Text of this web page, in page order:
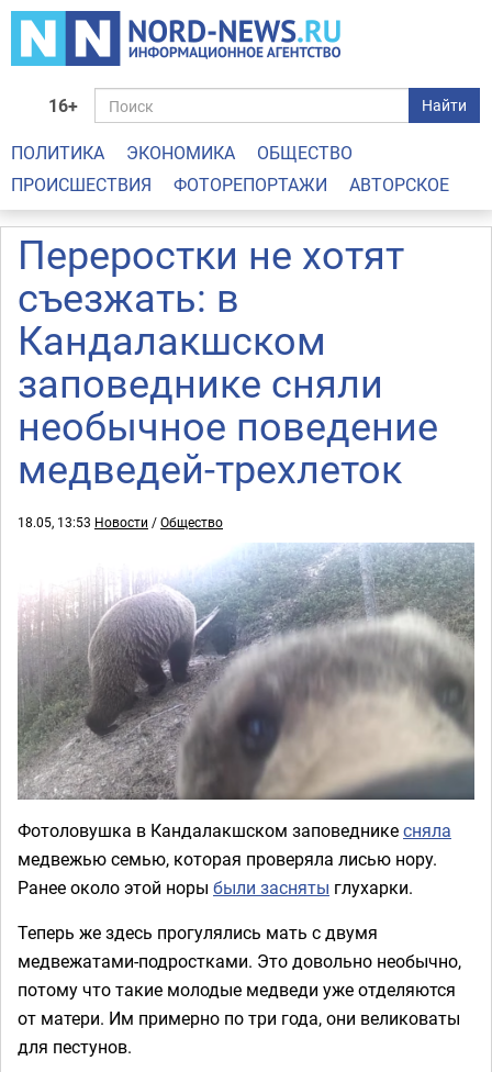
16+ Найти
ПОЛИТИКА ЭКОНОМИКА
ОБЩЕСТВО
ПРОИСШЕСТВИЯ
ФОТОРЕПОРТАЖИ АВТОРСКОЕ
Переростки не хотят
съезжать: в
Кандалакшском
заповеднике сняли
необычное поведение
медведей-трехлеток
18.05, 13:53 Новости /Общество
Фотоловушка в Кандалакшском заповедникесняла
медвежью семью, которая проверяла лисью нору.
Ранее около этой норы были засняты глухарки.
Теперь же здесь прогулялись мать с двумя
медвежатами-подростками. Это довольно необычно,
потому что такие молодые медведи уже отделяются
от матери. Им примерно по три года, они великоваты
для пестунов.